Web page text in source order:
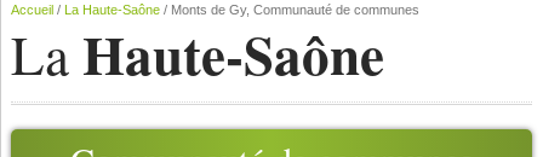
La Haute-Saône
Accueil/ La Haute-Saône/ Monts de Gy, Communauté de communes